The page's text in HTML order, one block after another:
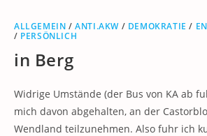
ALLGEMEIN /ANTI.AKW / DEMOKRATIE /
/ PERSÖNLICH
in Berg
Widrige Umstände (der Bus von KA ab
mich davon abgehalten, an der
Wendland teilzunehmen. Also fuhr ich